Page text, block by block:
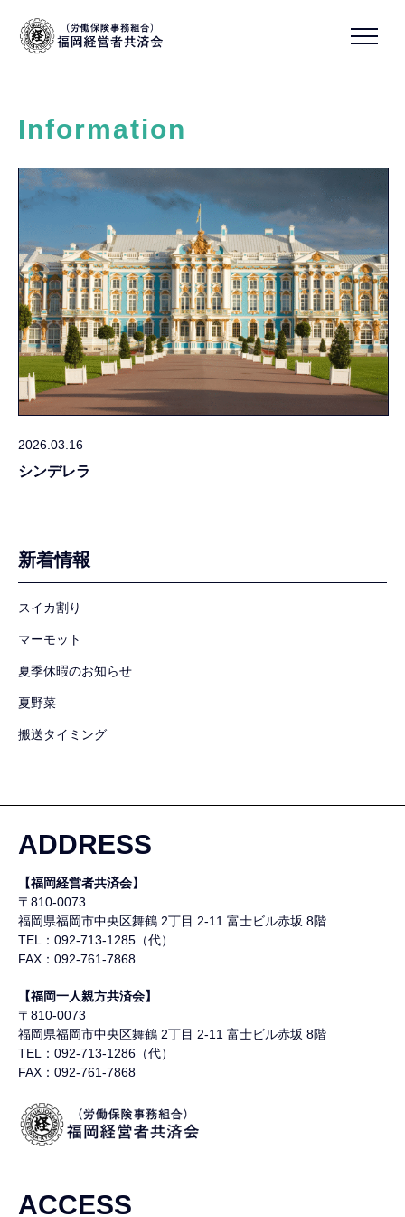
Information
2026.03.16
シンデレラ
新着情報
スイカ割り
マーモット
夏季休暇のお知らせ
夏野菜
搬送タイミング
ADDRESS
【福岡経営者共済会】
〒810-0073
福岡県福岡市中央区舞鶴 2丁目 2-11 富士ビル赤坂 8階
TEL：092-713-1285（代）
FAX：092-761-7868
【福岡一人親方共済会】
〒810-0073
福岡県福岡市中央区舞鶴 2丁目 2-11 富士ビル赤坂 8階
TEL：092-713-1286（代）
FAX：092-761-7868
ACCESS